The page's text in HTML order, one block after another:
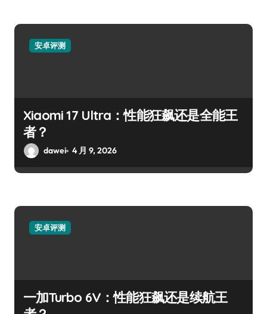
安卓评测
Xiaomi 17 Ultra：性能狂飙还是全能王
者？
dawei 4 月 9, 2026
安卓评测
一加Turbo 6V：性能狂飙还是续航王